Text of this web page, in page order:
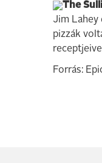
The
Jim Lahey
pizzák
Forrás: